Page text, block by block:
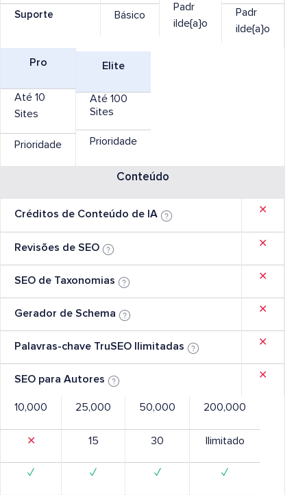
Suporte Básico
Padr
ilde{a}o
Padr
ilde{a}o
Pro
Até 10
Sites
Prioridade
Elite
Até 100
Sites
Prioridade
Conteúdo
Créditos de Conteúdo de IA
Revisões de SEO
SEO de Taxonomias
Gerador de Schema
Palavras-chave TruSEO Ilimitadas
SEO para Autores
✕
✕
✕
✕
✕
✕
10,000
✕
✓
25,000
15
✓
50,000
30
✓
200,000
Ilimitado
✓